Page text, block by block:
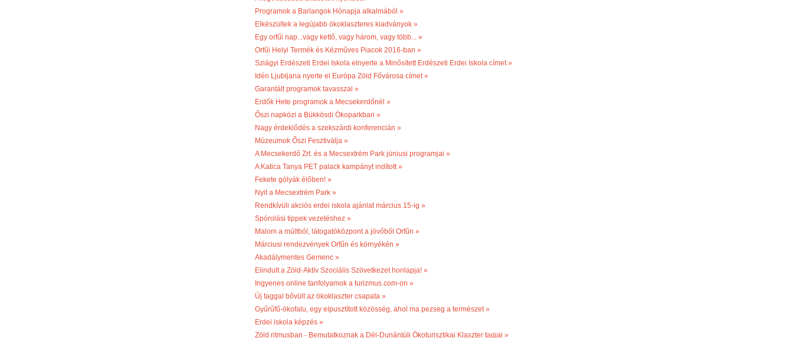
Programok a Barlangok Hónapja alkalmából »
Elkészültek a legújabb ökoklaszteres kiadványok »
Egy orfűi nap...vagy kettő, vagy három, vagy több... »
Orfűi Helyi Termék és Kézműves Piacok 2016-ban »
Sziágyi Erdészeti Erdei Iskola elnyerte a Minősített Erdészeti Erdei Iskola címet »
Idén Ljubljana nyerte el Európa Zöld Fővárosa címet »
Garantált programok tavasszal »
Erdők Hete programok a Mecsekerdőnél »
Őszi napközi a Bükkösdi Ökoparkban »
Nagy érdeklődés a szekszárdi konferencián »
Múzeumok Őszi Fesztiválja »
A Mecsekerdő Zrt. és a Mecsextrém Park júniusi programjai »
A Katica Tanya PET palack kampányt indított »
Fekete gólyák élőben! »
Nyit a Mecsextrém Park »
Rendkívüli akciós erdei iskola ajánlat március 15-ig »
Spórolási tippek vezetéshez »
Malom a múltból, látogatóközpont a jövőből Orfűn »
Márciusi rendezvények Orfűn és környékén »
Akadálymentes Gemenc »
Elindult a Zöld-Aktív Szociális Szövetkezet honlapja! »
Ingyenes online tanfolyamok a turizmus.com-on »
Új taggal bővült az ökoklaszter csapata »
Gyűrűfű-ökofalu, egy elpusztított közösség, ahol ma pezseg a természet »
Erdei iskola képzés »
Zöld ritmusban - Bemutatkoznak a Dél-Dunántúli Ökoturisztikai Klaszter tagjai »